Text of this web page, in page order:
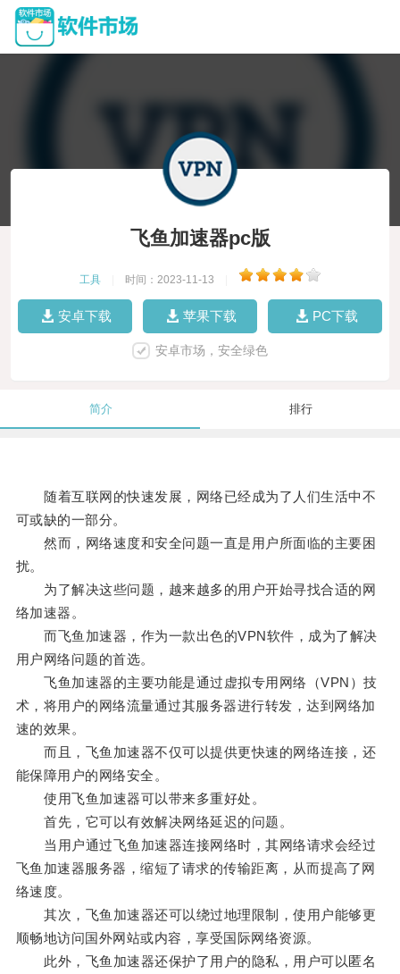
飞鱼加速器pc版
工具 时间：2023-11-13
安卓下载 苹果下载 PC下载
安卓市场，安全绿色
简介 排行
随着互联网的快速发展，网络已经成为了人们生活中不
可或缺的一部分。
然而，网络速度和安全问题一直是用户所面临的主要困
扰。
为了解决这些问题，越来越多的用户开始寻找合适的网
络加速器。
而飞鱼加速器，作为一款出色的VPN软件，成为了解决
用户网络问题的首选。
飞鱼加速器的主要功能是通过虚拟专用网络（VPN）技
术，将用户的网络流量通过其服务器进行转发，达到网络加
速的效果。
而且，飞鱼加速器不仅可以提供更快速的网络连接，还
能保障用户的网络安全。
使用飞鱼加速器可以带来多重好处。
首先，它可以有效解决网络延迟的问题。
当用户通过飞鱼加速器连接网络时，其网络请求会经过
飞鱼加速器服务器，缩短了请求的传输距离，从而提高了网
络速度。
其次，飞鱼加速器还可以绕过地理限制，使用户能够更
顺畅地访问国外网站或内容，享受国际网络资源。
此外，飞鱼加速器还保护了用户的隐私，用户可以匿名